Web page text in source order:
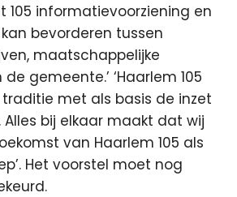
informatievoorziening en
bevorderen tussen
maatschappelijke
gemeente.’ ‘Haarlem 105
met als basis de inzet
Alles bij elkaar maakt dat wij
van Haarlem 105 als
Het voorstel moet nog